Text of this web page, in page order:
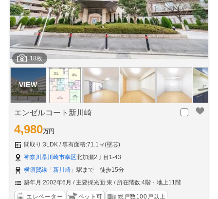
18枚
エンゼルコート新川崎
4,980万円
間取り:3LDK
専有面積:71.1㎡(壁芯)
神奈川県川崎市幸区北加瀬2丁目1-43
横須賀線 「新川崎 」駅まで 徒歩15分
築年月:2002年6月
主要採光面:東 所在階数:4階・地上11階
エレベーター ペット可 総戸数100戸以上